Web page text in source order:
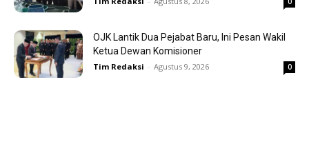
OJK Lantik Dua Pejabat Baru, Ini Pesan Wakil
Ketua Dewan Komisioner
Tim Redaksi - Agustus 9, 2026 0